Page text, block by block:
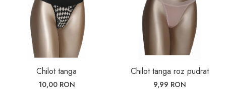
Chilot tanga
10,00 RON
Chilot tanga roz pudrat
9,99 RON